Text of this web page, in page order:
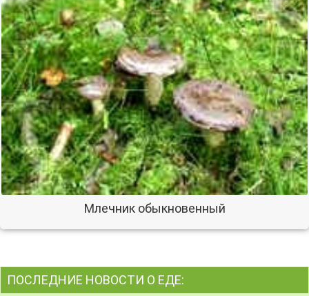
Млечник обыкновенный
ПОСЛЕДНИЕ НОВОСТИ О ЕДЕ: